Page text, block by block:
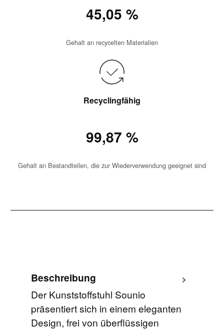
45,05 %
Gehalt an recycelten Materialien
Recyclingfähig
99,87 %
Gehalt an Bestandteilen, die zur Wiederverwendung geeignet sind
Beschreibung
Der Kunststoffstuhl Sounio
präsentiert sich in einem eleganten
Design, frei von überflüssigen